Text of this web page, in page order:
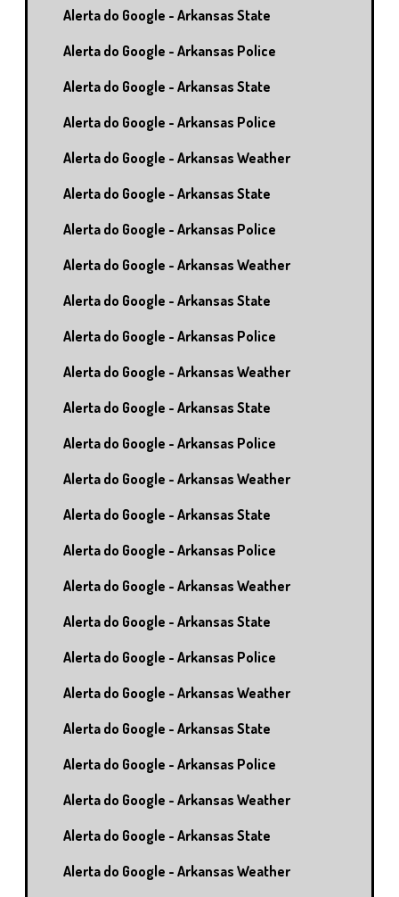
Alerta do Google - Arkansas State
Alerta do Google - Arkansas Police
Alerta do Google - Arkansas State
Alerta do Google - Arkansas Police
Alerta do Google - Arkansas Weather
Alerta do Google - Arkansas State
Alerta do Google - Arkansas Police
Alerta do Google - Arkansas Weather
Alerta do Google - Arkansas State
Alerta do Google - Arkansas Police
Alerta do Google - Arkansas Weather
Alerta do Google - Arkansas State
Alerta do Google - Arkansas Police
Alerta do Google - Arkansas Weather
Alerta do Google - Arkansas State
Alerta do Google - Arkansas Police
Alerta do Google - Arkansas Weather
Alerta do Google - Arkansas State
Alerta do Google - Arkansas Police
Alerta do Google - Arkansas Weather
Alerta do Google - Arkansas State
Alerta do Google - Arkansas Police
Alerta do Google - Arkansas Weather
Alerta do Google - Arkansas State
Alerta do Google - Arkansas Weather